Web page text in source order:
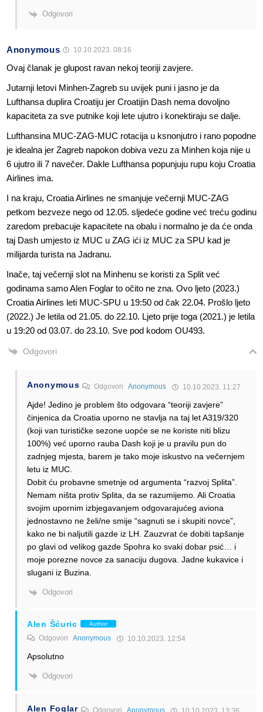
Odgovori
Anonymous 10.10.2023. 08:16
Ovaj članak je glupost ravan nekoj teoriji zavjere.
Jutarnji letovi Minhen-Zagreb su uvijek puni i jasno je da
Lufthansa duplira Croatiju jer Croatijin Dash nema dovoljno
kapaciteta za sve putnike koji lete ujutro i konektiraju se dalje.
Lufthansina MUC-ZAG-MUC rotacija u ksnonjutro i rano popodne
je idealna jer Zagreb napokon dobiva vezu za Minhen koja nije u
6 ujutro ili 7 navečer. Dakle Lufthansa popunjuju rupu koju Croatia
Airlines ima.
I na kraju, Croatia Airlines ne smanjuje večernji MUC-ZAG
petkom bezveze nego od 12.05. sljedeće godine već treću godinu
zaredom prebacuje kapacitete na obalu i normalno je da će onda
taj Dash umjesto iz MUC u ZAG ići iz MUC za SPU kad je
milijarda turista na Jadranu.
Inače, taj večernji slot na Minhenu se koristi za Split već
godinama samo Alen Foglar to očito ne zna. Ovo ljeto (2023.)
Croatia Airlines leti MUC-SPU u 19:50 od čak 22.04. Prošlo ljeto
(2022.) Je letila od 21.05. do 22.10. Ljeto prije toga (2021.) je letila
u 19:20 od 03.07. do 23.10. Sve pod kodom OU493.
Odgovori
Anonymous OdgovoriAnonymous 10.10.2023. 11:27
Ajde! Jedino je problem što odgovara “teoriji zavjere”
činjenica da Croatia uporno ne stavlja na taj let A319/320
(koji van turističke sezone uopće se ne koriste niti blizu
100%) već uporno rauba Dash koji je u pravilu pun do
zadnjeg mjesta, barem je tako moje iskustvo na večernjem
letu iz MUC.
Dobit ću probavne smetnje od argumenta “razvoj Splita”.
Nemam ništa protiv Splita, da se razumijemo. Ali Croatia
svojim upornim izbjegavanjem odgovarajućeg aviona
jednostavno ne želi/ne smije “sagnuti se i skupiti novce”,
kako ne bi naljutili gazde iz LH. Zauzvrat će dobiti tapšanje
po glavi od velikog gazde Spohra ko svaki dobar psić… i
moje porezne novce za sanaciju dugova. Jadne kukavice i
slugani iz Buzina.
Odgovori
Alen Šćuric Author
Odgovori Anonymous 10.10.2023. 12:54
Apsolutno
Odgovori
Alen Foglar